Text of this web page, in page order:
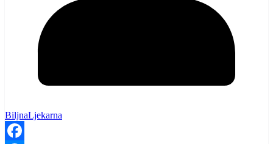
BiljnaLjekarna